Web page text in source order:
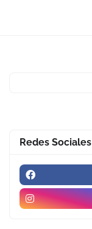
Redes Sociales